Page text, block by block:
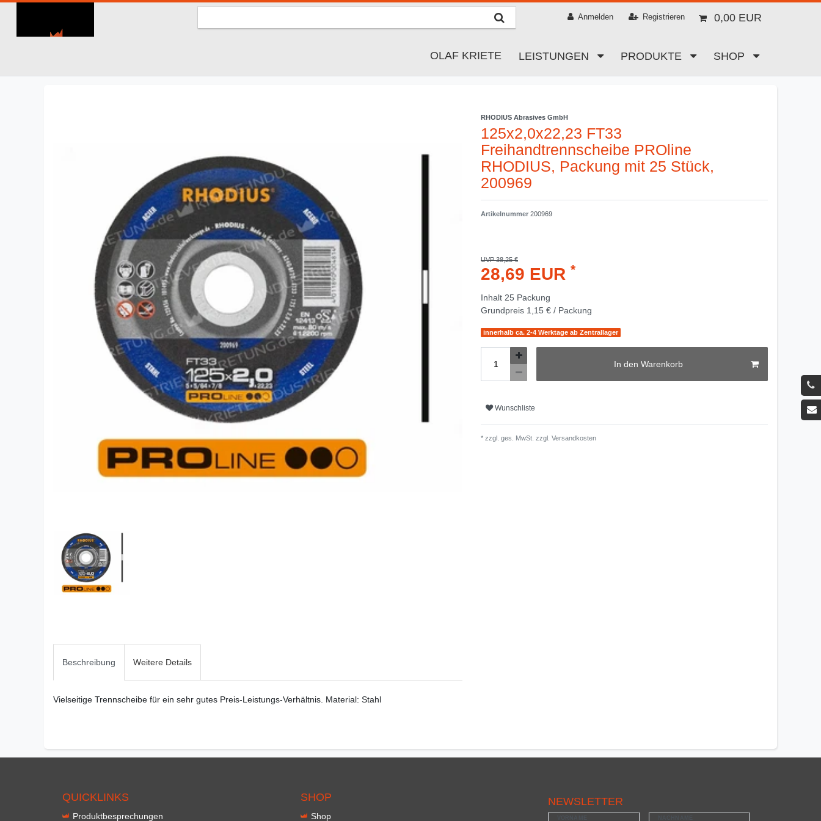
Anmelden Registrieren 0,00 EUR
OLAF KRIETE LEISTUNGEN PRODUKTE SHOP
RHODIUS Abrasives GmbH
125x2,0x22,23 FT33
Freihandtrennscheibe PROline
RHODIUS, Packung mit 25 Stück,
200969
Artikelnummer 200969
UVP 38,25 €
28,69 EUR *
Inhalt 25 Packung
Grundpreis 1,15 € / Packung
innerhalb ca. 2-4 Werktage ab Zentrallager
In den Warenkorb
Wunschliste
* zzgl. ges. MwSt. zzgl. Versandkosten
Beschreibung Weitere Details
Vielseitige Trennscheibe für ein sehr gutes Preis-Leistungs-Verhältnis. Material: Stahl
QUICKLINKS
Produktbesprechungen
SHOP
Shop
NEWSLETTER